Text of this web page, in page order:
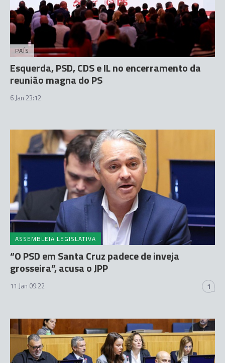
PAÍS
Esquerda, PSD, CDS e IL no encerramento da
reunião magna do PS
6 Jan 23:12
ASSEMBLEIA LEGISLATIVA
“O PSD em Santa Cruz padece de inveja
grosseira”, acusa o JPP
11 Jan 09:22 1